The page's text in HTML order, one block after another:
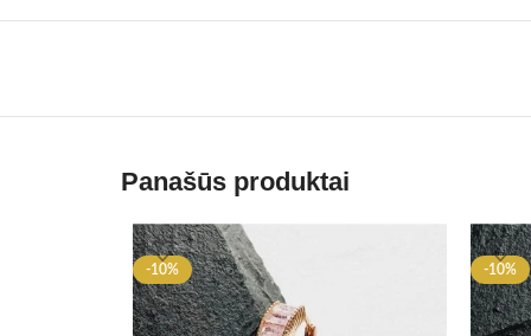
Panašūs produktai
-10% -10%